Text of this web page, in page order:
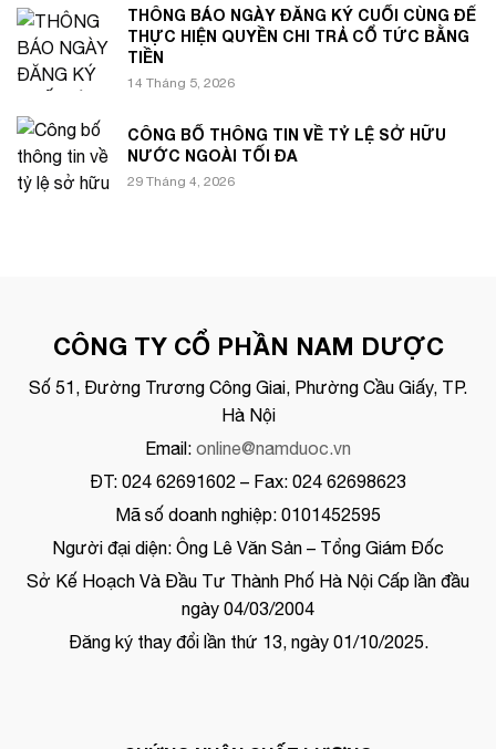
THÔNG BÁO NGÀY ĐĂNG KÝ CUỐI CÙNG ĐỂ
THỰC HIỆN QUYỀN CHI TRẢ CỔ TỨC BẰNG
TIỀN
14 Tháng 5, 2026
CÔNG BỐ THÔNG TIN VỀ TỶ LỆ SỞ HỮU
NƯỚC NGOÀI TỐI ĐA
29 Tháng 4, 2026
CÔNG TY CỔ PHẦN NAM DƯỢC
Số 51, Đường Trương Công Giai, Phường Cầu Giấy, TP.
Hà Nội
Email: online@namduoc.vn
ĐT: 024 62691602 – Fax: 024 62698623
Mã số doanh nghiệp: 0101452595
Người đại diện: Ông Lê Văn Sản – Tổng Giám Đốc
Sở Kế Hoạch Và Đầu Tư Thành Phố Hà Nội Cấp lần đầu
ngày 04/03/2004
Đăng ký thay đổi lần thứ 13, ngày 01/10/2025.